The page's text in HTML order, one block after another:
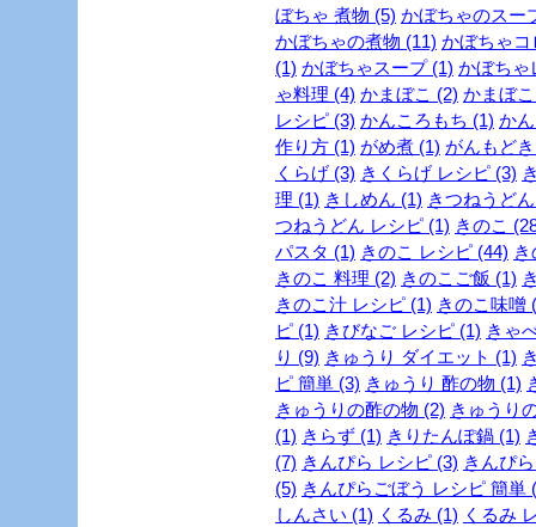
ぼちゃ 煮物 (5) かぼちゃのスー
かぼちゃの煮物 (11) かぼちゃ
(1) かぼちゃスープ (1) かぼちゃ
ゃ料理 (4) かまぼこ (2) かまぼ
レシピ (3) かんころもち (1) か
作り方 (1) がめ煮 (1) がんもど
くらげ (3) きくらげ レシピ (3)
理 (1) きしめん (1) きつねうど
つねうどん レシピ (1) きのこ
パスタ (1) きのこ レシピ (44)
きのこ 料理 (2) きのこご飯 (1)
きのこ汁 レシピ (1) きのこ味噌
ピ (1) きびなご レシピ (1) きゃ
り (9) きゅうり ダイエット (1)
ピ 簡単 (3) きゅうり 酢の物 (1)
きゅうりの酢の物 (2) きゅうり
(1) きらず (1) きりたんぽ鍋 (1)
(7) きんぴら レシピ (3) きんぴ
(5) きんぴらごぼう レシピ 簡単
しんさい (1) くるみ (1) くるみ